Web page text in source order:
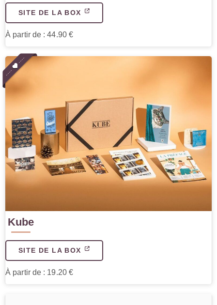
SITE DE LA BOX
À partir de : 44.90 €
Kube
SITE DE LA BOX
À partir de : 19.20 €